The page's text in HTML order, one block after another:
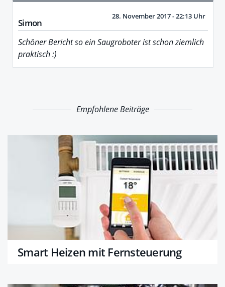
Simon
28. November 2017 - 22:13 Uhr
Schöner Bericht so ein Saugroboter ist schon ziemlich
praktisch :)
Empfohlene Beiträge
Smart Heizen mit Fernsteuerung